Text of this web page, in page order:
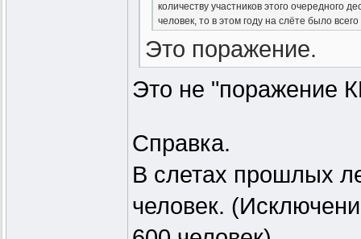
количеству участников этого очередного
человек, то в этом году на слёте было
Это поражение.
Это не "поражение
Справка.
В слетах прошлых
человек.